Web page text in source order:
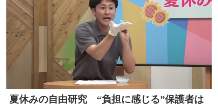
夏休みの自由研究 “負担に感じる”保護者は